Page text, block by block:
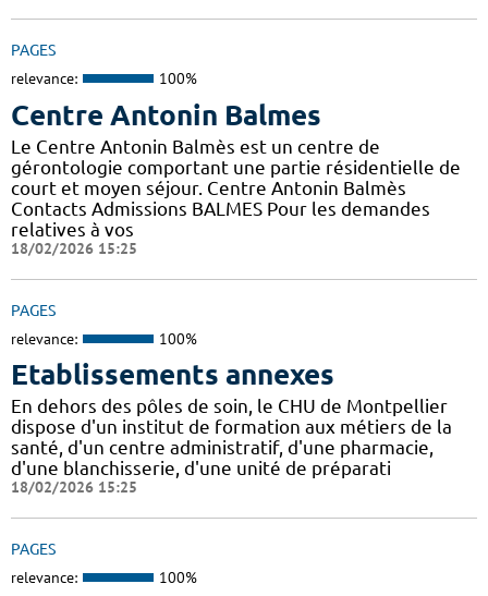
PAGES
relevance: 100%
Centre Antonin Balmes
Le Centre Antonin Balmès est un centre de
gérontologie comportant une partie résidentielle de
court et moyen séjour. Centre Antonin Balmès
Contacts Admissions BALMES Pour les demandes
relatives à vos
18/02/2026 15:25
PAGES
relevance: 100%
Etablissements annexes
En dehors des pôles de soin, le CHU de Montpellier
dispose d'un institut de formation aux métiers de la
santé, d'un centre administratif, d'une pharmacie,
d'une blanchisserie, d'une unité de préparati
18/02/2026 15:25
PAGES
relevance: 100%